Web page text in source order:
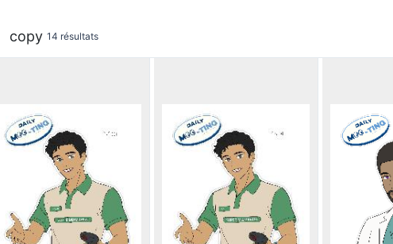
copy 14 résultats